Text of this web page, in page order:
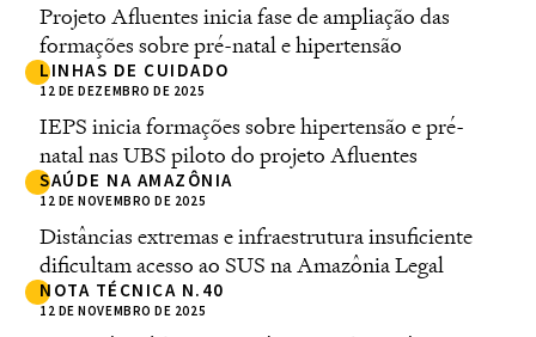
Projeto Afluentes inicia fase de ampliação das
formações sobre pré-natal e hipertensão
LINHAS DE CUIDADO
12 DE DEZEMBRO DE 2025
IEPS inicia formações sobre hipertensão e pré-
natal nas UBS piloto do projeto Afluentes
SAÚDE NA AMAZÔNIA
12 DE NOVEMBRO DE 2025
Distâncias extremas e infraestrutura insuficiente
dificultam acesso ao SUS na Amazônia Legal
NOTA TÉCNICA N.40
12 DE NOVEMBRO DE 2025